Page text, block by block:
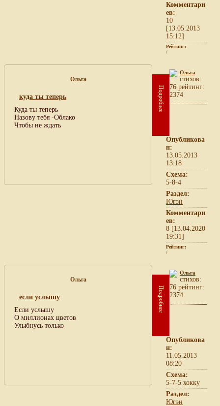
Комментари
ев:
10
[13.05.2013
15:12]
Рейтинг:
/
Ольга
куда ты теперь
Куда ты теперь
Назову тебя -Облако
Чтобы не ждать
Подробнее
Ольга
cтихов:
76 рейтинг:
2374
Опубликова
н:
13.05.2013
13:18
Схема:
5-8-4
Раздел:
Югэн
Комментари
ев:
8 [13.04.2020
19:31]
Рейтинг:
/
Ольга
если услышу
Если услышу
О миллионах цветов
Улыбнусь только
Подробнее
Ольга
cтихов:
76 рейтинг:
2374
Опубликова
н:
11.05.2013
08:20
Схема:
5-7-5 хокку
Раздел:
Югэн